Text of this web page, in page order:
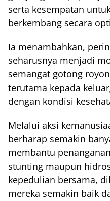
serta kesempatan
berkembang secara
Ia menambahkan,
seharusnya menjadi
semangat gotong
terutama kepada
dengan kondisi
Melalui aksi
berharap semakin
membantu
stunting maupun
kepedulian bersama,
mereka semakin baik